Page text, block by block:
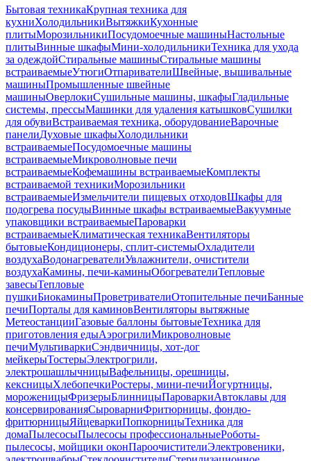
Бытовая техникаКрупная техника для
кухниХолодильникиВытяжкиКухонные
плитыМорозильникиПосудомоечные машиныНастольные
плитыВинные шкафыМини-холодильникиТехника для ухода
за одеждойСтиральные машиныСтиральные машины
встраиваемыеУтюгиОтпаривателиШвейные, вышивальные
машиныПромышленные швейные
машиныОверлокиСушильные машины, шкафыГладильные
системы, прессыМашинки для удаления катышковСушилки
для обувиВстраиваемая техника, оборудованиеВарочные
панелиДуховые шкафыХолодильники
встраиваемыеПосудомоечные машины
встраиваемыеМикроволновые печи
встраиваемыеКофемашины встраиваемыеКомплекты
встраиваемой техникиМорозильники
встраиваемыеИзмельчители пищевых отходовШкафы для
подогрева посудыВинные шкафы встраиваемыеВакуумные
упаковщики встраиваемыеПароварки
встраиваемыеКлиматическая техникаВентиляторы
бытовыеКондиционеры, сплит-системыОхладители
воздухаВодонагревателиУвлажнители, очистители
воздухаКамины, печи-каминыОбогревателиТепловые
завесыТепловые
пушкиБиокаминыПроветривателиОтопительные печиБанные
печиПорталы для каминовВентиляторы вытяжные
МетеостанцииГазовые баллоны бытовыеТехника для
приготовления едыАэрогрилиМикроволновые
печиМультиваркиСэндвичницы, хот-дог
мейкерыТостерыЭлектрогрили,
электрошашлычницыВафельницы, орешницы,
кексницыХлебопечкиРостеры, мини-печиЙогуртницы,
мороженицыФризерыБлинницыПароваркиАвтоклавы для
консервированияСыроварниФритюрницы, фондю-
фритюрницыЯйцеваркиПопкорницыТехника для
домаПылесосыПылесосы профессиональныеРоботы-
пылесосы, мойщики оконПароочистителиЭлектровеники,